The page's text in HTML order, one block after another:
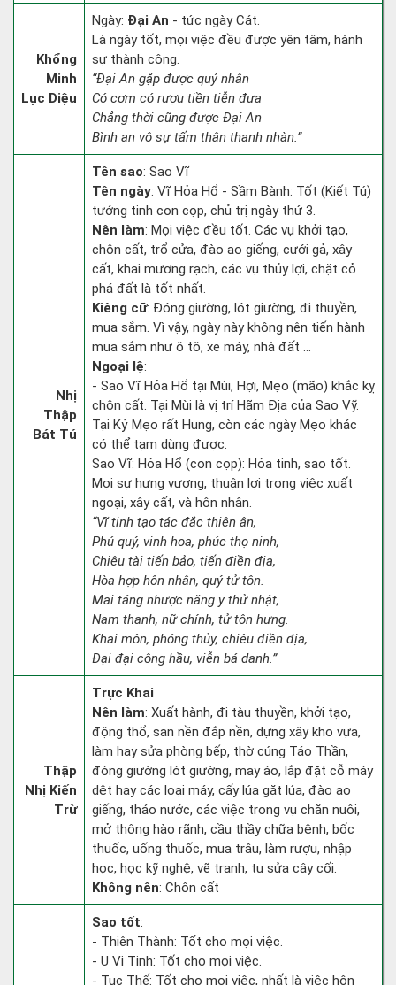
Khổng
Minh
Lục Diệu
Ngày: Đại An - tức ngày Cát.
Là ngày tốt, mọi việc đều được yên tâm, hành
sự thành công.
“Đại An gặp được quý nhân
Có cơm có rượu tiền tiễn đưa
Chẳng thời cũng được Đại An
Bình an vô sự tấm thân thanh nhàn.”
Nhị
Thập
Bát Tú
Tên sao: Sao Vĩ
Tên ngày: Vĩ Hỏa Hổ - Sầm Bành: Tốt (Kiết Tú)
tướng tinh con cọp, chủ trị ngày thứ 3.
Nên làm: Mọi việc đều tốt. Các vụ khởi tạo,
chôn cất, trổ cửa, đào ao giếng, cưới gả, xây
cất, khai mương rạch, các vụ thủy lợi, chặt cỏ
phá đất là tốt nhất.
Kiêng cữ: Đóng giường, lót giường, đi thuyền,
mua sắm. Vì vậy, ngày này không nên tiến hành
mua sắm như ô tô, xe máy, nhà đất ...
Ngoại lệ:
- Sao Vĩ Hỏa Hổ tại Mùi, Hợi, Mẹo (mão) khắc kỵ
chôn cất. Tại Mùi là vị trí Hãm Địa của Sao Vỹ.
Tại Kỷ Mẹo rất Hung, còn các ngày Mẹo khác
có thể tạm dùng được.
Sao Vĩ: Hỏa Hổ (con cọp): Hỏa tinh, sao tốt.
Mọi sự hưng vượng, thuận lợi trong việc xuất
ngoại, xây cất, và hôn nhân.
“Vĩ tinh tạo tác đắc thiên ân,
Phú quý, vinh hoa, phúc thọ ninh,
Chiêu tài tiến bảo, tiến điền địa,
Hòa hợp hôn nhân, quý tử tôn.
Mai táng nhược năng y thử nhật,
Nam thanh, nữ chính, tử tôn hưng.
Khai môn, phóng thủy, chiêu điền địa,
Đại đại công hầu, viễn bá danh.”
Thập
Nhị Kiến
Trừ
Trực Khai
Nên làm: Xuất hành, đi tàu thuyền, khởi tạo,
động thổ, san nền đắp nền, dựng xây kho vựa,
làm hay sửa phòng bếp, thờ cúng Táo Thần,
đóng giường lót giường, may áo, lắp đặt cỗ máy
dệt hay các loại máy, cấy lúa gặt lúa, đào ao
giếng, tháo nước, các việc trong vụ chăn nuôi,
mở thông hào rãnh, cầu thầy chữa bệnh, bốc
thuốc, uống thuốc, mua trâu, làm rượu, nhập
học, học kỹ nghệ, vẽ tranh, tu sửa cây cối.
Không nên: Chôn cất
Sao tốt:
- Thiên Thành: Tốt cho mọi việc.
- U Vi Tinh: Tốt cho mọi việc.
- Tục Thế: Tốt cho mọi việc, nhất là việc hôn